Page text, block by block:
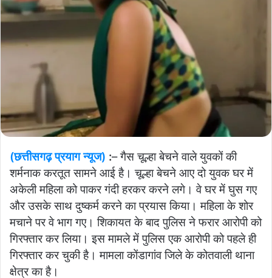
(छत्तीसगढ़ प्रयाग न्यूज) :– गैस चूल्हा बेचने वाले युवकों की
शर्मनाक करतूत सामने आई है। चूल्हा बेचने आए दो युवक घर में
अकेली महिला को पाकर गंदी हरकर करने लगे। वे घर में घुस गए
और उसके साथ दुष्कर्म करने का प्रयास किया। महिला के शोर
मचाने पर वे भाग गए। शिकायत के बाद पुलिस ने फरार आरोपी को
गिरफ्तार कर लिया। इस मामले में पुलिस एक आरोपी को पहले ही
गिरफ्तार कर चुकी है। मामला कोंडागांव जिले के कोतवाली थाना
क्षेत्र का है।